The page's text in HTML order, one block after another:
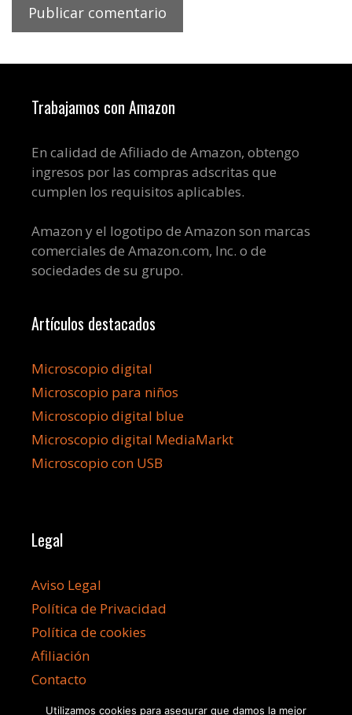
Trabajamos con Amazon
En calidad de Afiliado de Amazon, obtengo
ingresos por las compras adscritas que
cumplen los requisitos aplicables.
Amazon y el logotipo de Amazon son marcas
comerciales de Amazon.com, Inc. o de
sociedades de su grupo.
Artículos destacados
Microscopio digital
Microscopio para niños
Microscopio digital blue
Microscopio digital MediaMarkt
Microscopio con USB
Legal
Aviso Legal
Política de Privacidad
Política de cookies
Afiliación
Contacto
Utilizamos cookies para asegurar que damos la mejor